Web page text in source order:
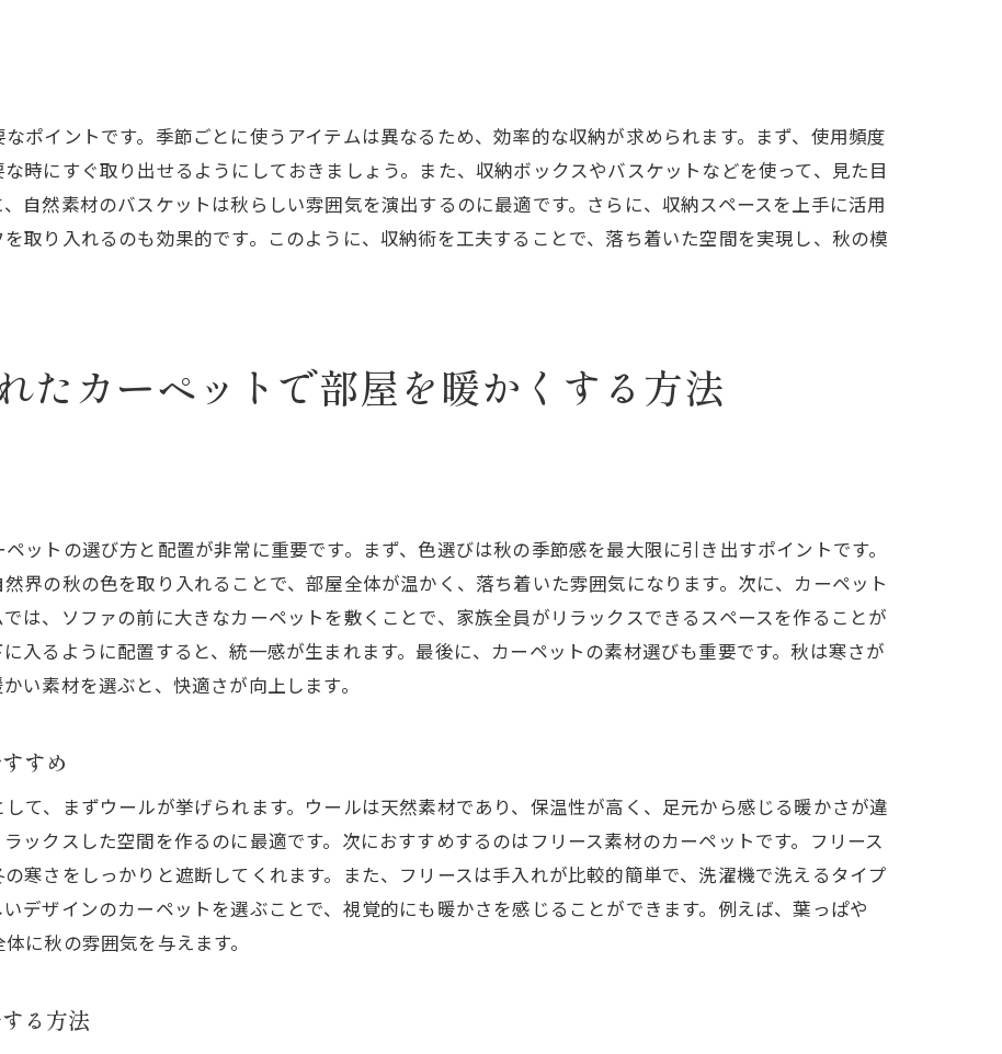
落ち着いたカラーリングのデコレーション例
秋の色と模様でインテリアを一新するアイデア
秋のトレンドカラーを取り入れた模様替え
模様で季節感を演出するコツ
部屋のポイントになる模様の取り入れ方
季節ごとの模様替えを楽しむヒント
暖炉やストーブを使ったインテリアの工夫
秋の香りを楽しむディフューザーやキャンドルの活用
秋らしいテーブルセッティングのアイデア
家族で楽しむ秋のインテリア模様替えプロジェクト
ポイントです。季節ごとに使うアイテムは異なるため、効率的な収納が求められます。まず、使用頻度
時にすぐ取り出せるようにしておきましょう。また、収納ボックスやバスケットなどを使って、見た目
自然素材のバスケットは秋らしい雰囲気を演出するのに最適です。さらに、収納スペースを上手に活用
取り入れるのも効果的です。このように、収納術を工夫することで、落ち着いた空間を実現し、秋の模
たカーペットで部屋を暖かくする方法
ットの選び方と配置が非常に重要です。まず、色選びは秋の季節感を最大限に引き出すポイントです。
界の秋の色を取り入れることで、部屋全体が温かく、落ち着いた雰囲気になります。次に、カーペット
は、ソファの前に大きなカーペットを敷くことで、家族全員がリラックスできるスペースを作ることが
入るように配置すると、統一感が生まれます。最後に、カーペットの素材選びも重要です。秋は寒さが
い素材を選ぶと、快適さが向上します。
すめ
て、まずウールが挙げられます。ウールは天然素材であり、保温性が高く、足元から感じる暖かさが違
ックスした空間を作るのに最適です。次におすすめするのはフリース素材のカーペットです。フリース
寒さをしっかりと遮断してくれます。また、フリースは手入れが比較的簡単で、洗濯機で洗えるタイプ
デザインのカーペットを選ぶことで、視覚的にも暖かさを感じることができます。例えば、葉っぱや
に秋の雰囲気を与えます。
る方法